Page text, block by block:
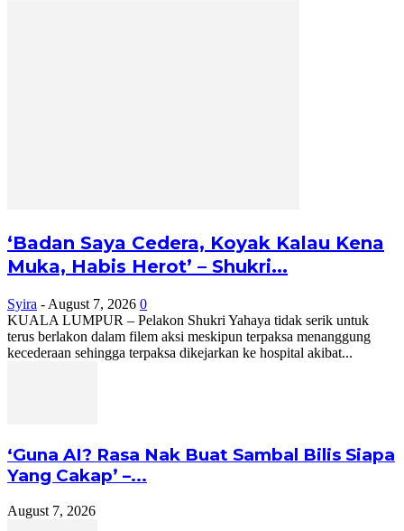
‘Badan Saya Cedera, Koyak Kalau Kena
Muka, Habis Herot’ – Shukri...
Syira - August 7, 2026 0
KUALA LUMPUR – Pelakon Shukri Yahaya tidak serik untuk
terus berlakon dalam filem aksi meskipun terpaksa menanggung
kecederaan sehingga terpaksa dikejarkan ke hospital akibat...
‘Guna AI? Rasa Nak Buat Sambal Bilis Siapa
Yang Cakap’ –...
August 7, 2026